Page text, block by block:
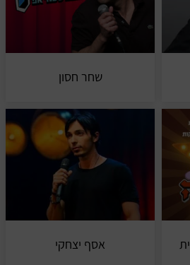
שחר חסון
אסף יצחקי